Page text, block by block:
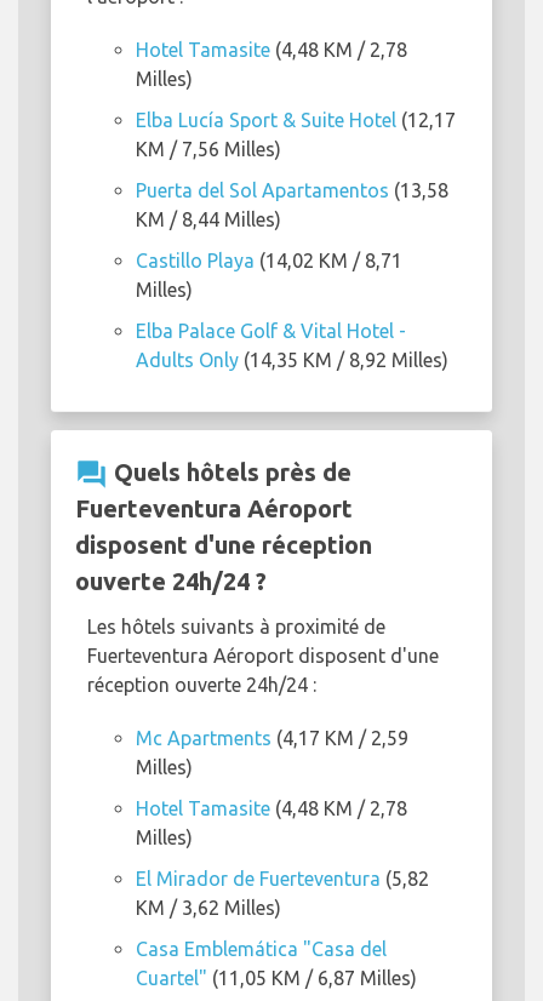
Hotel Tamasite (4,48 KM / 2,78
Milles)
Elba Lucía Sport & Suite Hotel (12,17
KM / 7,56 Milles)
Puerta del Sol Apartamentos (13,58
KM / 8,44 Milles)
Castillo Playa (14,02 KM / 8,71
Milles)
Elba Palace Golf & Vital Hotel -
Adults Only (14,35 KM / 8,92 Milles)
question_answer Quels hôtels près de
Fuerteventura Aéroport
disposent d'une réception
ouverte 24h/24 ?
Les hôtels suivants à proximité de
Fuerteventura Aéroport disposent d'une
réception ouverte 24h/24 :
Mc Apartments (4,17 KM / 2,59
Milles)
Hotel Tamasite (4,48 KM / 2,78
Milles)
El Mirador de Fuerteventura (5,82
KM / 3,62 Milles)
Casa Emblemática "Casa del
Cuartel" (11,05 KM / 6,87 Milles)